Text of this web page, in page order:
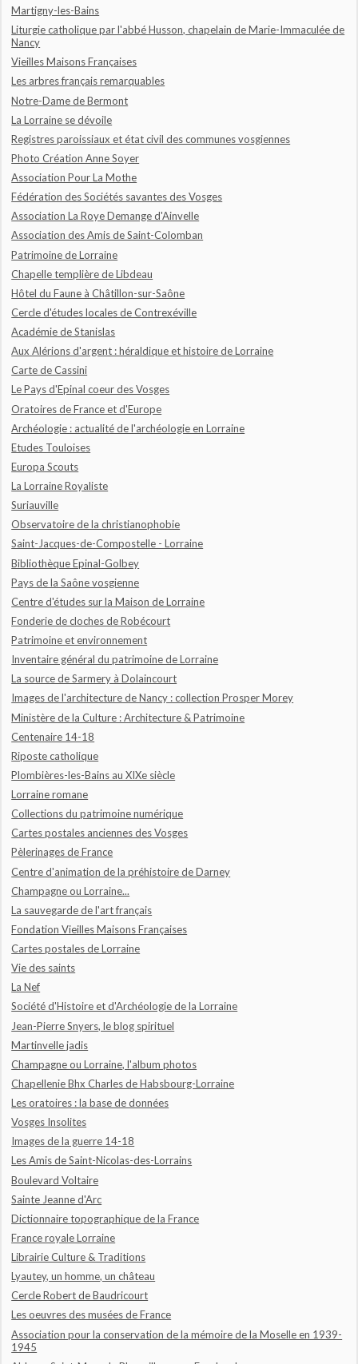
Martigny-les-Bains
Liturgie catholique par l'abbé Husson, chapelain de Marie-Immaculée de
Nancy
Vieilles Maisons Françaises
Les arbres français remarquables
Notre-Dame de Bermont
La Lorraine se dévoile
Registres paroissiaux et état civil des communes vosgiennes
Photo Création Anne Soyer
Association Pour La Mothe
Fédération des Sociétés savantes des Vosges
Association La Roye Demange d'Ainvelle
Association des Amis de Saint-Colomban
Patrimoine de Lorraine
Chapelle templière de Libdeau
Hôtel du Faune à Châtillon-sur-Saône
Cercle d'études locales de Contrexéville
Académie de Stanislas
Aux Alérions d'argent : héraldique et histoire de Lorraine
Carte de Cassini
Le Pays d'Epinal coeur des Vosges
Oratoires de France et d'Europe
Archéologie : actualité de l'archéologie en Lorraine
Etudes Touloises
Europa Scouts
La Lorraine Royaliste
Suriauville
Observatoire de la christianophobie
Saint-Jacques-de-Compostelle - Lorraine
Bibliothèque Epinal-Golbey
Pays de la Saône vosgienne
Centre d'études sur la Maison de Lorraine
Fonderie de cloches de Robécourt
Patrimoine et environnement
Inventaire général du patrimoine de Lorraine
La source de Sarmery à Dolaincourt
Images de l'architecture de Nancy : collection Prosper Morey
Ministère de la Culture : Architecture & Patrimoine
Centenaire 14-18
Riposte catholique
Plombières-les-Bains au XIXe siècle
Lorraine romane
Collections du patrimoine numérique
Cartes postales anciennes des Vosges
Pèlerinages de France
Centre d'animation de la préhistoire de Darney
Champagne ou Lorraine...
La sauvegarde de l'art français
Fondation Vieilles Maisons Françaises
Cartes postales de Lorraine
Vie des saints
La Nef
Société d'Histoire et d'Archéologie de la Lorraine
Jean-Pierre Snyers, le blog spirituel
Martinvelle jadis
Champagne ou Lorraine, l'album photos
Chapellenie Bhx Charles de Habsbourg-Lorraine
Les oratoires : la base de données
Vosges Insolites
Images de la guerre 14-18
Les Amis de Saint-Nicolas-des-Lorrains
Boulevard Voltaire
Sainte Jeanne d'Arc
Dictionnaire topographique de la France
France royale Lorraine
Librairie Culture & Traditions
Lyautey, un homme, un château
Cercle Robert de Baudricourt
Les oeuvres des musées de France
Association pour la conservation de la mémoire de la Moselle en 1939-
1945